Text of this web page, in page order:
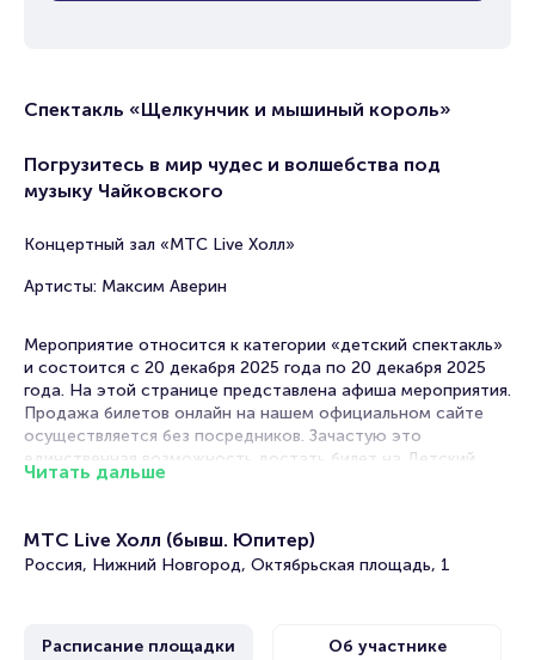
Спектакль «Щелкунчик и мышиный король»
Погрузитесь в мир чудес и волшебства под
музыку Чайковского
Концертный зал «МТС Live Холл»
Артисты: Максим Аверин
Мероприятие относится к категории «детский спектакль»
и состоится с 20 декабря 2025 года по 20 декабря 2025
года. На этой странице представлена афиша мероприятия.
Продажа билетов онлайн на нашем официальном сайте
осуществляется без посредников. Зачастую это
единственная возможность достать билет на Детский
спектакль.
король»
Среднее время на покупку билета здесь начиная с выбора
Читать дальше
МТС Live Холл (бывш. Юпитер)
Россия, Нижний Новгород, Октябрьская площадь, 1
Расписание площадки Об участнике